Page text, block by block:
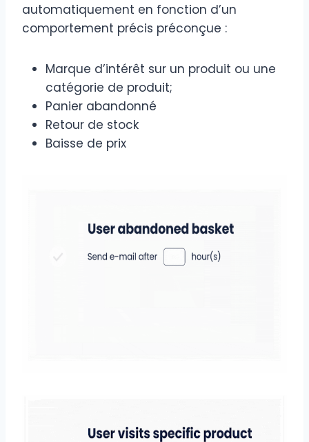
automatiquement en fonction d’un
comportement précis préconçue :
Marque d’intérêt sur un produit ou une
catégorie de produit;
Panier abandonné
Retour de stock
Baisse de prix